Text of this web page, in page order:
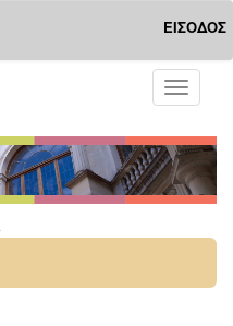
ΕΙΣΟΔΟΣ
Toggle